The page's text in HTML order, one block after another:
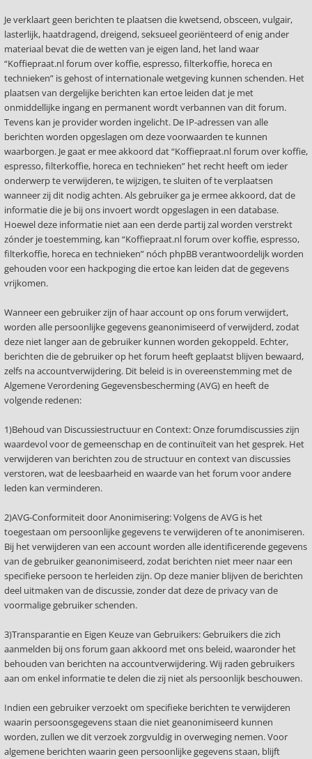
Je verklaart geen berichten te plaatsen die kwetsend, obsceen, vulgair,
lasterlijk, haatdragend, dreigend, seksueel georiënteerd of enig ander
materiaal bevat die de wetten van je eigen land, het land waar
“Koffiepraat.nl forum over koffie, espresso, filterkoffie, horeca en
technieken” is gehost of internationale wetgeving kunnen schenden. Het
plaatsen van dergelijke berichten kan ertoe leiden dat je met
onmiddellijke ingang en permanent wordt verbannen van dit forum.
Tevens kan je provider worden ingelicht. De IP-adressen van alle
berichten worden opgeslagen om deze voorwaarden te kunnen
waarborgen. Je gaat er mee akkoord dat “Koffiepraat.nl forum over koffie,
espresso, filterkoffie, horeca en technieken” het recht heeft om ieder
onderwerp te verwijderen, te wijzigen, te sluiten of te verplaatsen
wanneer zij dit nodig achten. Als gebruiker ga je ermee akkoord, dat de
informatie die je bij ons invoert wordt opgeslagen in een database.
Hoewel deze informatie niet aan een derde partij zal worden verstrekt
zónder je toestemming, kan “Koffiepraat.nl forum over koffie, espresso,
filterkoffie, horeca en technieken” nóch phpBB verantwoordelijk worden
gehouden voor een hackpoging die ertoe kan leiden dat de gegevens
vrijkomen.
Wanneer een gebruiker zijn of haar account op ons forum verwijdert,
worden alle persoonlijke gegevens geanonimiseerd of verwijderd, zodat
deze niet langer aan de gebruiker kunnen worden gekoppeld. Echter,
berichten die de gebruiker op het forum heeft geplaatst blijven bewaard,
zelfs na accountverwijdering. Dit beleid is in overeenstemming met de
Algemene Verordening Gegevensbescherming (AVG) en heeft de
volgende redenen:
1)Behoud van Discussiestructuur en Context: Onze forumdiscussies zijn
waardevol voor de gemeenschap en de continuïteit van het gesprek. Het
verwijderen van berichten zou de structuur en context van discussies
verstoren, wat de leesbaarheid en waarde van het forum voor andere
leden kan verminderen.
2)AVG-Conformiteit door Anonimisering: Volgens de AVG is het
toegestaan om persoonlijke gegevens te verwijderen of te anonimiseren.
Bij het verwijderen van een account worden alle identificerende gegevens
van de gebruiker geanonimiseerd, zodat berichten niet meer naar een
specifieke persoon te herleiden zijn. Op deze manier blijven de berichten
deel uitmaken van de discussie, zonder dat deze de privacy van de
voormalige gebruiker schenden.
3)Transparantie en Eigen Keuze van Gebruikers: Gebruikers die zich
aanmelden bij ons forum gaan akkoord met ons beleid, waaronder het
behouden van berichten na accountverwijdering. Wij raden gebruikers
aan om enkel informatie te delen die zij niet als persoonlijk beschouwen.
Indien een gebruiker verzoekt om specifieke berichten te verwijderen
waarin persoonsgegevens staan die niet geanonimiseerd kunnen
worden, zullen we dit verzoek zorgvuldig in overweging nemen. Voor
algemene berichten waarin geen persoonlijke gegevens staan, blijft